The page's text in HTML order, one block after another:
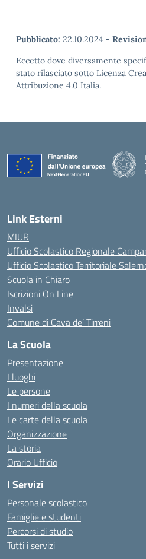
Pubblicato: 22.10.2024 -
Eccetto dove diversamente
stato rilasciato sotto Licenza
Attribuzione 4.0 Italia.
Link Esterni
MIUR
Ufficio Scolastico Regionale
Ufficio Scolastico Territoriale
Scuola in Chiaro
Iscrizioni On Line
Invalsi
Comune di Cava de’ Tirreni
La Scuola
Presentazione
I luoghi
Le persone
I numeri della scuola
Le carte della scuola
Organizzazione
La storia
Orario Ufficio
I Servizi
Personale scolastico
Famiglie e studenti
Percorsi di studio
Tutti i servizi